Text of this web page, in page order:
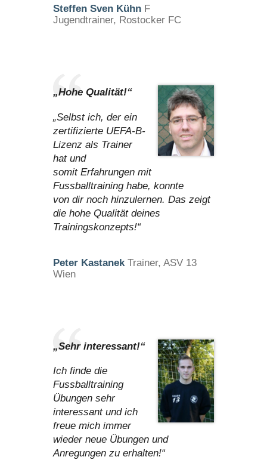
Steffen Sven Kühn F
Jugendtrainer, Rostocker FC
„Hohe Qualität!“
„Selbst ich, der ein
zertifizierte UEFA-B-
Lizenz als Trainer
hat und
somit Erfahrungen mit
Fussballtraining habe, konnte
von dir noch hinzulernen. Das zeigt
die hohe Qualität deines
Trainingskonzepts!“
Peter Kastanek Trainer, ASV 13
Wien
„Sehr interessant!“
Ich finde die
Fussballtraining
Übungen sehr
interessant und ich
freue mich immer
wieder neue Übungen und
Anregungen zu erhalten!“